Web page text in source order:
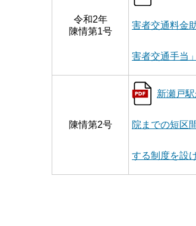
令和2年
陳情第1号
害者交通料金
害者交通手当
陳情第2号
新瀬戸
院までの短区
する制度を設